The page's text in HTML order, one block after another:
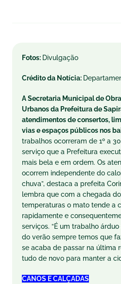
Fotos: Divulgação
Crédito da Notícia:
A Secretaria Municipal de
Urbanos da Prefeitura de
atendimentos de consertos,
vias e espaços públicos nos
trabalhos ocorreram de 1º a
serviço que a Prefeitura
mais bela e em ordem. Os
ocorrem independente do
chuva”, destaca a prefeita
lembra que com a chegada
temperaturas o mato tende a
rapidamente e
serviços. “É um trabalho
do verão sempre temos que
se acaba de passar na última
tudo de novo para manter a
CANOS E CALÇADAS